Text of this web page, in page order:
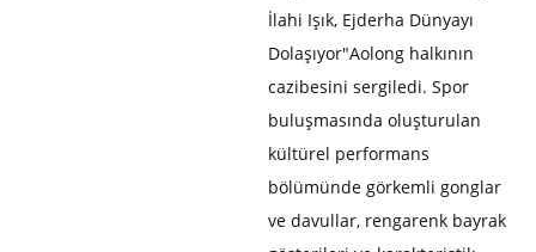
İlahi Işık, Ejderha Dünyayı
Dolaşıyor"Aolong halkının
cazibesini sergiledi. Spor
buluşmasında oluşturulan
kültürel performans
bölümünde görkemli gonglar
ve davullar, rengarenk bayrak